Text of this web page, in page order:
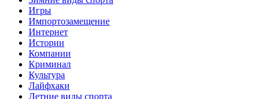
Игры
Импортозамещение
Интернет
Истории
Компании
Криминал
Культура
Лайфхаки
Летние виды спорта